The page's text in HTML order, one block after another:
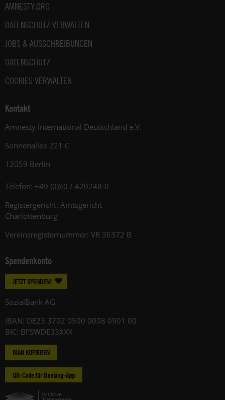
AMNESTY.ORG
DATENSCHUTZ VERWALTEN
JOBS & AUSSCHREIBUNGEN
DATENSCHUTZ
COOKIES VERWALTEN
Kontakt
Amnesty International Deutschland e.V.
Sonnenallee 221 C
12059 Berlin
Telefon: +49 (0)30 / 420248-0
Registergericht: Amtsgericht
Charlottenburg
Vereinsregisternummer: VR 36372 B
Spendenkonto
JETZT SPENDEN!
SozialBank AG
IBAN: DE23 3702 0500 0008 0901 00
BIC: BFSWDE33XXX
IBAN KOPIEREN
QR-Code für Banking-App